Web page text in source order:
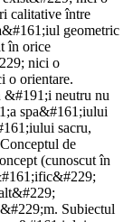
calitative între
geometric
în orice
nici o
o orientare.
&#191;i neutru nu
spa&#161;iului
sacru,
de
(cunoscut în
Subiectul